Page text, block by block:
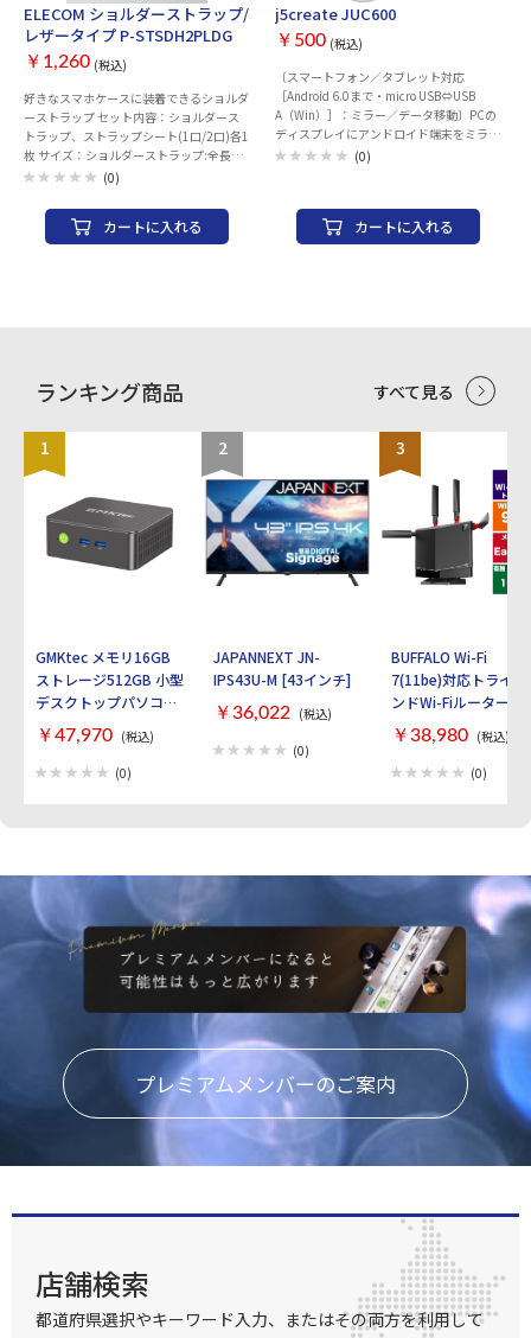
ELECOM ショルダーストラップ/
レザータイプ P-STSDH2PLDG
￥1,260 (税込)
好きなスマホケースに装着できるショルダ
ーストラップ セット内容：ショルダース
トラップ、ストラップシート(1口/2口)各1
枚 サイズ：ショルダーストラップ:全長約
530～650mm、ストラップシー
リエステル、亜鉛合金、合成皮革 カラ
ー：ダークグレー 耐荷重：2.5kgまで
※250ｇ以上の機器本体には使用しないで
(0)
カートに入れる
j5create JUC600
￥500 (税込)
〔スマートフォン／タブレット対応
［Android 6.0まで・micro USB⇔USB
A（Win）］：ミラー／データ移動〕PCの
ディスプレイにアンドロイド端末をミラー
表示。アンドロイドスマートフォン、タブ
USB接続したアンドロイドスマートフォ
ン、アンドロイドタブレット端末の画面が
そのままPCのディスプレイにミラー表示
がミラーリングされたPCのスクリーン上
で、アンドロイド端末の操作ができます。
PCのフルサイズキーボードで文字入力も
可能です。SNS、長文のメールも簡単に、
素早く入力ができます。PC上のドキュメ
ントやテキストのコピー、貼り付けもでき
るので更に効率のよいデータ入力が可能で
す。■ 新機能！ PC、アンドロイド端末双
方向でのデータコピー、移動が可能。フォ
ルダ型のアイコンをクリックすると、アン
ドロイド端末のデータがエクスプローラー
動することができます。■ ワンボタン！画
面キャプチャー機能搭載カメラ型の画面キ
ャプチャーアイコンをワンクリックするだ
けで、PC上に表示されているスマホやタ
ブレットの画面を画像データとして保存す
ることができます。SNSの会話、スマホの
メールなども簡単に画像データとしてPC
対応できます。【製品特長】・PCの画面
上でアンドロイド端末が操作できる。・ミ
ラー表示、拡大表示思いのまま。・アンド
ロイド端末への文字入力も、PCのキーボ
ードでラクラク入力。・アンドロイド端
末、PC間のデータのやり取りもデータ移
動用ソフトで簡単。・スマホ用スタンド付
属。■ インターフェイス：USB 2.0 タイプ
120cm■ 電源 パワーモード：バスパワー
■ 筐体材質：アルミニウム■ LED：リン
クインジケーター青色 LED■ 寸法：本体:
19(W)x 10.5(H)x 65( L) mm■ 重量：約
20 g■ 転送速度：最大 480 Mbps の転送速
度【対応OS（PC側）】■ OS：Windows
10 / 8.1 / 8 / 7 / Vista / XP■ CPU：Intel
ート使用可能※一部の USB 3.0 ポートには
対応していません。Android Mirror は USB
2.0 ポートでご使用になることをおすすめ
します。【対応OS（アンドロイド端末
側）】対応OSはAndroid6.0までのサポー
トとなります。※android OS 6.0 以降には
対応しておりません。Micro USB ポート使
(0)
カートに入れる
ランキング商品 すべて見る
1
GMKtec メモリ16GB
ストレージ512GB 小型
デスクトップパソコン
GMKtec NucBox G3S
GMK-G3S-16/512-
W11PRO(N95)
￥47,970 (税込)
(0)
2
JAPANNEXT JN-
IPS43U-M [43インチ]
￥36,022 (税込)
(0)
3
BUFFALO Wi-Fi
7(11be)対応トライバ
ンドWi-Fiルーター
AirStation
WXR9300BE6P [ブラ
ック]
￥38,980 (税込)
(0)
プレミアムメンバーのご案内
店舗検索
都道府県選択やキーワード入力、またはその両方を利用して